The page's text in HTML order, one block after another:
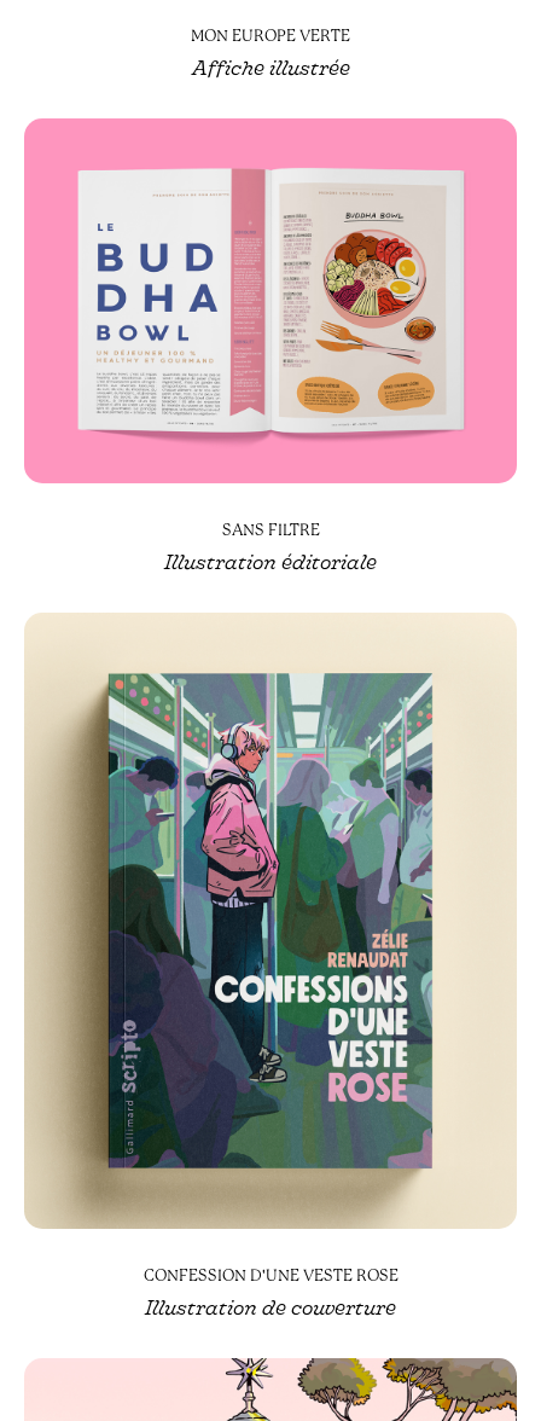
MON EUROPE VERTE
Affiche illustrée
SANS FILTRE
Illustration éditoriale
CONFESSION D'UNE VESTE ROSE
Illustration de couverture